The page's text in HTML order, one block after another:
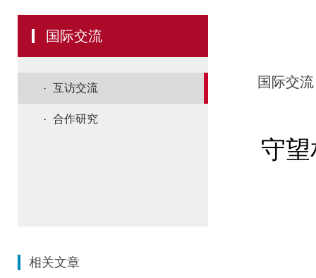
国际交流
互访交流
合作研究
相关文章
国际交流
守